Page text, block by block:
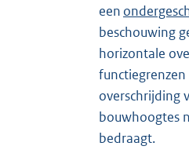
een
beschouwing
horizontale
overschrijding
bouwhoogtes
bedraagt.